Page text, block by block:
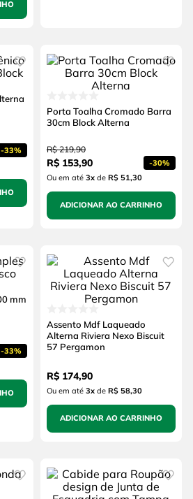
-33%
Porta Toalha Cromado Barra
30cm Block Alterna
R$ 219,90
R$ 153,90 -30%
Ou em até 3xde R$ 51,30
ADICIONAR AO CARRINHO
mm
-33%
Assento Mdf Laqueado
Alterna Riviera Nexo Biscuit
57 Pergamon
R$ 174,90
Ou em até 3xde R$ 58,30
ADICIONAR AO CARRINHO